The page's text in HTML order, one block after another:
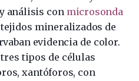
análisis con microsonda
mineralizados de
evidencia de color.
tipos de células
xantóforos, con